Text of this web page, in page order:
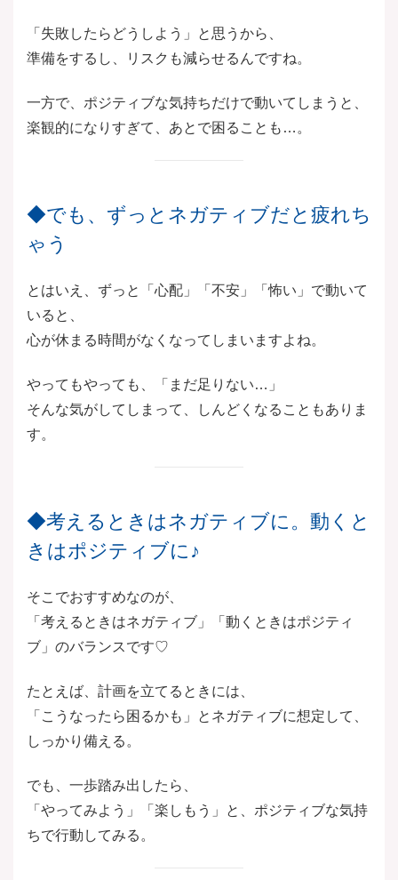
「失敗したらどうしよう」と思うから、
準備をするし、リスクも減らせるんですね。
一方で、ポジティブな気持ちだけで動いてしまうと、
楽観的になりすぎて、あとで困ることも…。
◆でも、ずっとネガティブだと疲れち
ゃう
とはいえ、ずっと「心配」「不安」「怖い」で動いて
いると、
心が休まる時間がなくなってしまいますよね。
やってもやっても、「まだ足りない…」
そんな気がしてしまって、しんどくなることもありま
す。
◆考えるときはネガティブに。動くと
きはポジティブに♪
そこでおすすめなのが、
「考えるときはネガティブ」「動くときはポジティ
ブ」のバランスです♡
たとえば、計画を立てるときには、
「こうなったら困るかも」とネガティブに想定して、
しっかり備える。
でも、一歩踏み出したら、
「やってみよう」「楽しもう」と、ポジティブな気持
ちで行動してみる。